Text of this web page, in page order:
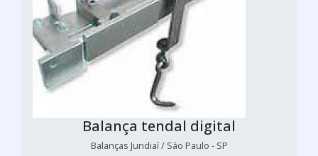
Balança tendal digital
Balanças Jundiaí / São Paulo - SP